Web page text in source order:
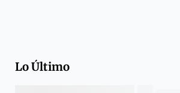
Lo Último